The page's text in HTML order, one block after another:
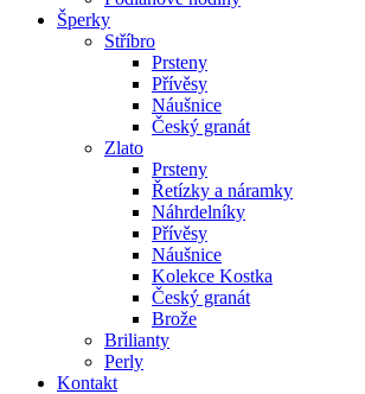
Šperky
Stříbro
Prsteny
Přívěsy
Náušnice
Český granát
Zlato
Prsteny
Řetízky a náramky
Náhrdelníky
Přívěsy
Náušnice
Kolekce Kostka
Český granát
Brože
Brilianty
Perly
Kontakt